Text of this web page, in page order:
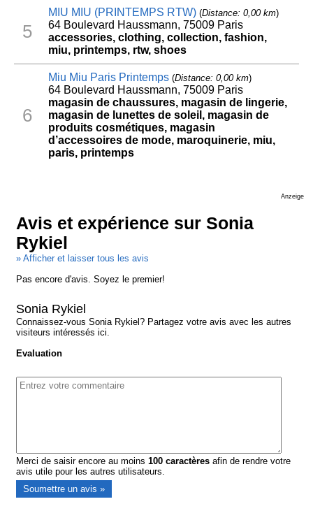
5
MIU MIU (PRINTEMPS RTW)(Distance: 0,00 km)
64 Boulevard Haussmann, 75009 Paris
accessories, clothing, collection, fashion,
miu, printemps, rtw, shoes
6
Miu Miu Paris Printemps(Distance: 0,00 km)
64 Boulevard Haussmann, 75009 Paris
magasin de chaussures, magasin de lingerie,
magasin de lunettes de soleil, magasin de
produits cosmétiques, magasin
d’accessoires de mode, maroquinerie, miu,
paris, printemps
Anzeige
Avis et expérience sur Sonia
Rykiel
» Afficher et laisser tous les avis
Pas encore d'avis. Soyez le premier!
Sonia Rykiel
Connaissez-vous Sonia Rykiel? Partagez votre avis avec les autres
visiteurs intéressés ici.
Evaluation
Merci de saisir encore au moins100 caractères afin de rendre votre
avis utile pour les autres utilisateurs.